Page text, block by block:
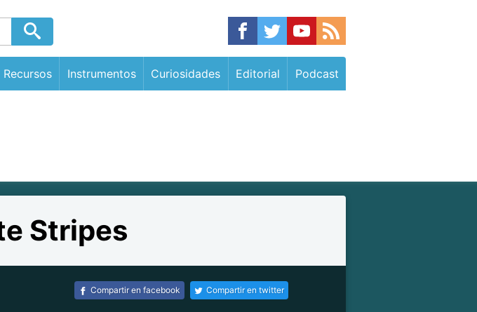
Recursos Instrumentos Curiosidades Editorial Podcast
Stripes
Compartir en facebook Compartir en twitter